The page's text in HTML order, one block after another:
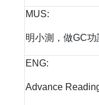
MUS:
明小測，做GC功
ENG:
Advance